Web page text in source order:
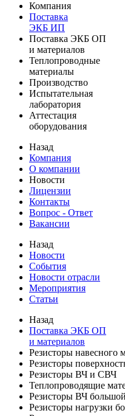
Компания
Поставка
ЭКБ ИП
Поставка ЭКБ ОП
и материалов
Теплопроводные
материалы
Производство
Испытательная
лаборатория
Аттестация
оборудования
Назад
Компания
О компании
Новости
Лицензии
Контакты
Вопрос - Ответ
Вакансии
Назад
Новости
События
Новости отрасли
Мероприятия
Статьи
Назад
Поставка ЭКБ ОП
и материалов
Резисторы навесного
Резисторы
Резисторы ВЧ и СВЧ
Теплопроводящие
Резисторы ВЧ
Резисторы нагрузки